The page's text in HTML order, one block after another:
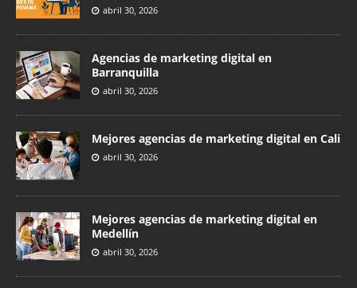
abril 30, 2026
Agencias de marketing digital en
Barranquilla
abril 30, 2026
Mejores agencias de marketing digital en Cali
abril 30, 2026
Mejores agencias de marketing digital en
Medellín
abril 30, 2026